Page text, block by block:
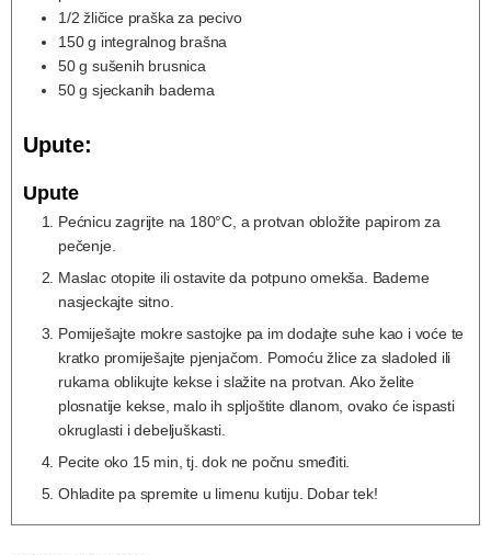
1/2 žličice praška za pecivo
150 g integralnog brašna
50 g sušenih brusnica
50 g sjeckanih badema
Upute:
Upute
Pećnicu zagrijte na 180°C, a protvan obložite papirom za
pečenje.
Maslac otopite ili ostavite da potpuno omekša. Bademe
nasjeckajte sitno.
Pomiješajte mokre sastojke pa im dodajte suhe kao i voće te
kratko promiješajte pjenjačom. Pomoću žlice za sladoled ili
rukama oblikujte kekse i slažite na protvan. Ako želite
plosnatije kekse, malo ih spljoštite dlanom, ovako će ispasti
okruglasti i debeljuškasti.
Pecite oko 15 min, tj. dok ne počnu smeđiti.
Ohladite pa spremite u limenu kutiju. Dobar tek!